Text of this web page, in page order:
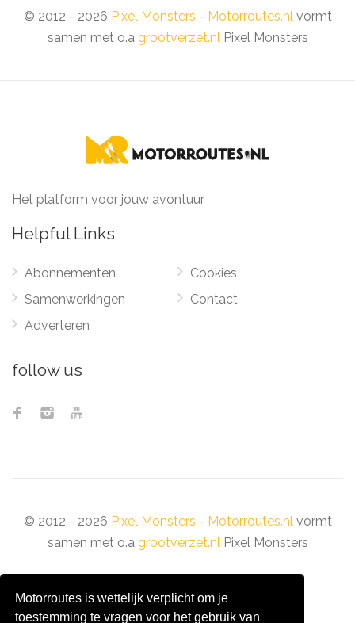
Motorroutes is wettelijk verplicht om je
toestemming te vragen voor het gebruik van
© 2012 - 2026 Pixel Monsters - Motorroutes.nlvormt
samen met o.a grootverzet.nlPixel Monsters
Het platform voor jouw avontuur
Helpful Links
Abonnementen
Samenwerkingen
Adverteren
Cookies
Contact
follow us
© 2012 - 2026 Pixel Monsters - Motorroutes.nlvormt
samen met o.a grootverzet.nlPixel Monsters